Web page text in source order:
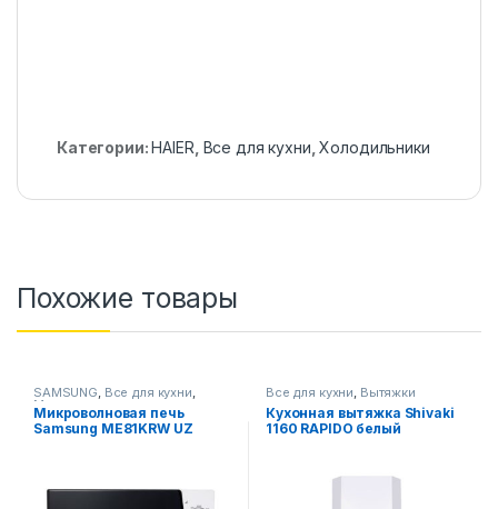
Категории:HAIER Все для кухни ,Холодильники
Похожие товары
SAMSUNG, Все для кухни,
Микроволновые печи
Микроволновая печь
Samsung ME81KRW UZ
Все для кухни, Вытяжки
Кухонная вытяжка Shivaki
1160 RAPIDO белый